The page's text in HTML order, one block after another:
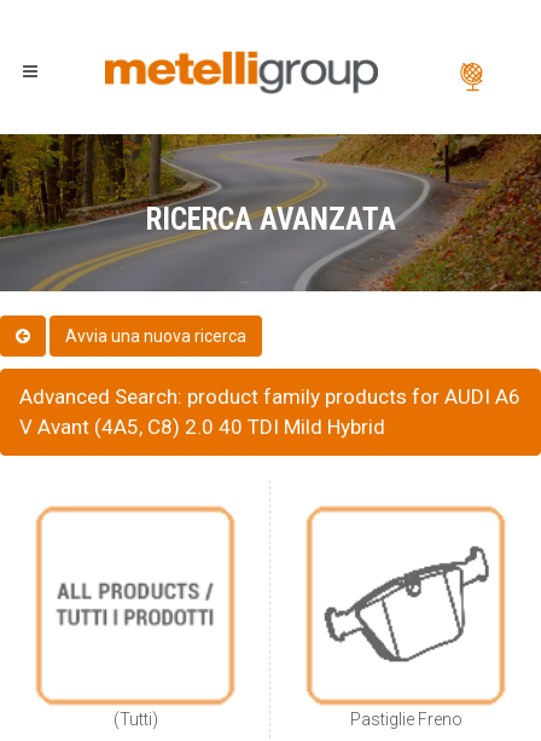
RICERCA AVANZATA
Advanced Search: product family products for AUDI A6
V Avant (4A5, C8) 2.0 40 TDI Mild Hybrid
(Tutti) Pastiglie Freno